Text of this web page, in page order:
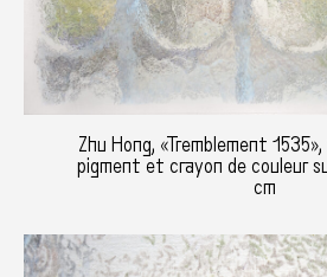
Zhu Hong, «Tremblement
pigment et crayon de couleur
cm